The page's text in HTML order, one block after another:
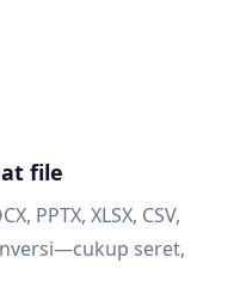
file
PPTX, XLSX, CSV,
seret,